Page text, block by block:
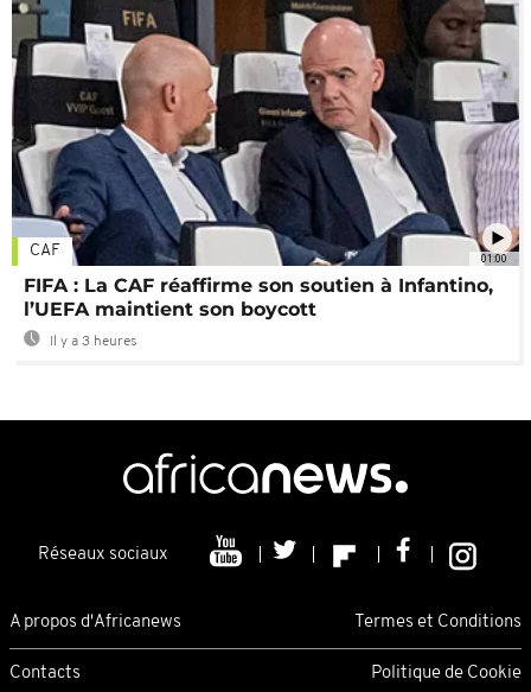
01:00
CAF
FIFA : La CAF réaffirme son soutien à Infantino,
l’UEFA maintient son boycott
Il y a 3 heures
Réseaux sociaux
A propos d'Africanews Termes et Conditions
Contacts Politique de Cookie